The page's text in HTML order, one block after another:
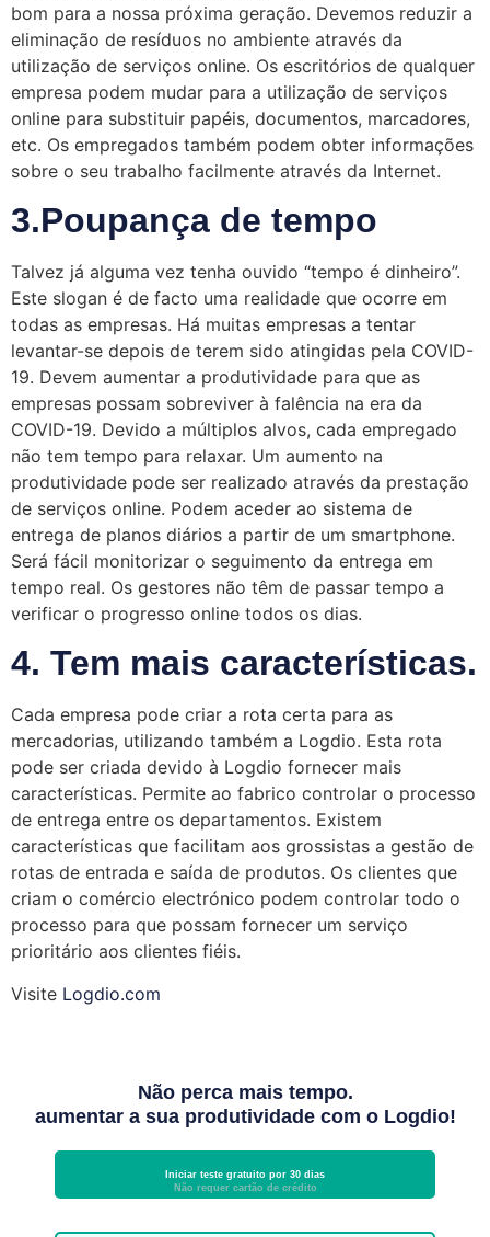
bom para a nossa próxima geração. Devemos reduzir a
eliminação de resíduos no ambiente através da
utilização de serviços online. Os escritórios de qualquer
empresa podem mudar para a utilização de serviços
online para substituir papéis, documentos, marcadores,
etc. Os empregados também podem obter informações
sobre o seu trabalho facilmente através da Internet.
3.Poupança de tempo
Talvez já alguma vez tenha ouvido “tempo é dinheiro”.
Este slogan é de facto uma realidade que ocorre em
todas as empresas. Há muitas empresas a tentar
levantar-se depois de terem sido atingidas pela COVID-
19. Devem aumentar a produtividade para que as
empresas possam sobreviver à falência na era da
COVID-19. Devido a múltiplos alvos, cada empregado
não tem tempo para relaxar. Um aumento na
produtividade pode ser realizado através da prestação
de serviços online. Podem aceder ao sistema de
entrega de planos diários a partir de um smartphone.
Será fácil monitorizar o seguimento da entrega em
tempo real. Os gestores não têm de passar tempo a
verificar o progresso online todos os dias.
4. Tem mais características.
Cada empresa pode criar a rota certa para as
mercadorias, utilizando também a Logdio. Esta rota
pode ser criada devido à Logdio fornecer mais
características. Permite ao fabrico controlar o processo
de entrega entre os departamentos. Existem
características que facilitam aos grossistas a gestão de
rotas de entrada e saída de produtos. Os clientes que
criam o comércio electrónico podem controlar todo o
processo para que possam fornecer um serviço
prioritário aos clientes fiéis.
Visite Logdio.com
Não perca mais tempo.
aumentar a sua produtividade com o Logdio!
Iniciar teste gratuito por 30 dias
Não requer cartão de crédito